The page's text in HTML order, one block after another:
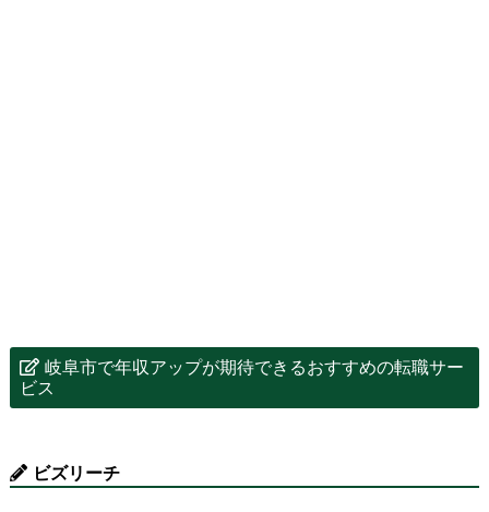
岐阜市で年収アップが期待できるおすすめの転職サー
ビス
ビズリーチ